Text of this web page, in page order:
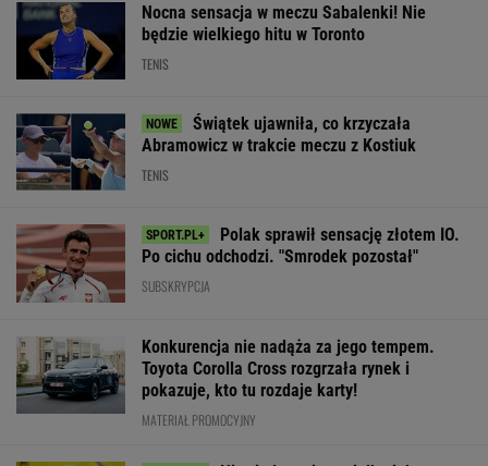
Nocna sensacja w meczu Sabalenki! Nie
będzie wielkiego hitu w Toronto
TENIS
Świątek ujawniła, co krzyczała
Abramowicz w trakcie meczu z Kostiuk
TENIS
Polak sprawił sensację złotem IO.
Po cichu odchodzi. "Smrodek pozostał"
SUBSKRYPCJA
Konkurencja nie nadąża za jego tempem.
Toyota Corolla Cross rozgrzała rynek i
pokazuje, kto tu rozdaje karty!
MATERIAŁ PROMOCYJNY